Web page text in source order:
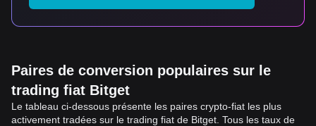
Paires de conversion populaires sur le
trading fiat Bitget
Le tableau ci-dessous présente les paires crypto-fiat les plus
activement tradées sur le trading fiat de Bitget. Tous les taux de